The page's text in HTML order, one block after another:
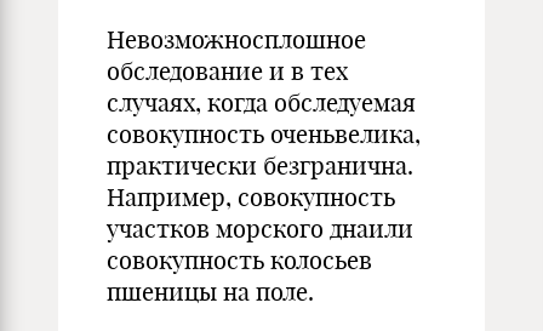
Невозможносплошное
обследование и в тех
случаях, когда обследуемая
совокупность оченьвелика,
практически безгранична.
Например, совокупность
участков морского днаили
совокупность колосьев
пшеницы на поле.